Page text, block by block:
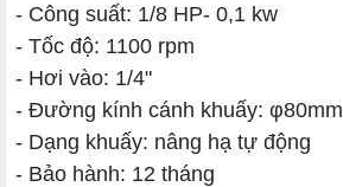
- Công suất: 1/8 HP- 0,1 kw
- Tốc độ: 1100 rpm
- Hơi vào: 1/4"
- Đường kính cánh khuấy: φ80mm
- Dạng khuấy: nâng hạ tự động
- Bảo hành: 12 tháng